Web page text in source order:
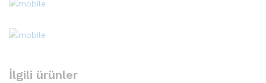
İlgili ürünler